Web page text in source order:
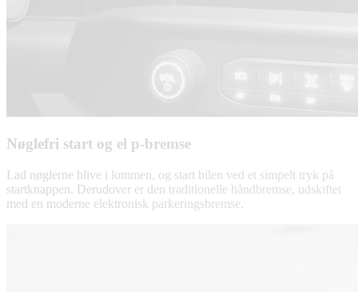
Nøglefri start og el p-bremse
Lad nøglerne blive i lommen, og start bilen ved et simpelt tryk på
startknappen. Derudover er den traditionelle håndbremse, udskiftet
med en moderne elektronisk parkeringsbremse.